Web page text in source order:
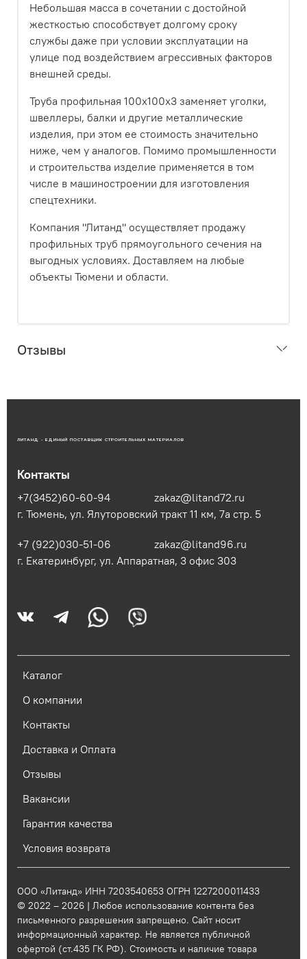
Небольшая масса в сочетании с достойной
жесткостью способствует долгому сроку
службы даже при условии эксплуатации на
улице под воздействием агрессивных факторов
внешней среды.
Труба профильная 100х100х3 заменяет уголки,
швеллеры, балки и другие металлические
изделия, при этом ее стоимость значительно
ниже, чем у аналогов. Помимо промышленности
и строительства изделие применяется в том
числе в машиностроении для изготовления
спецтехники.
Компания "Литанд" осуществляет продажу
профильных труб прямоугольного сечения на
выгодных условиях. Доставляем на любые
объекты Тюмени и области.
Отзывы
ЛИТАНД - ЕДИНЫЙ ПОСТАВЩИК СТРОИТЕЛЬНЫХ МАТЕРИАЛОВ
Каталог
О компании
Контакты
Доставка и Оплата
Отзывы
Вакансии
Гарантия качества
Условия возврата
Контакты
+7(3452)60-60-94
zakaz@litand72.ru
г. Тюмень, ул. Ялуторовский тракт 11 км, 7а стр. 5
+7 (922)030-51-06
zakaz@litand96.ru
г. Екатеринбург, ул. Аппаратная, 3​ офис 303
ООО «Литанд» ИНН 7203540653 ОГРН 1227200011433
© 2022 – 2026 | Любое использование контента без
письменного разрешения запрещено. Сайт носит
информационный характер. Не является публичной
офертой (ст.435 ГК РФ). Стоимость и наличие товара